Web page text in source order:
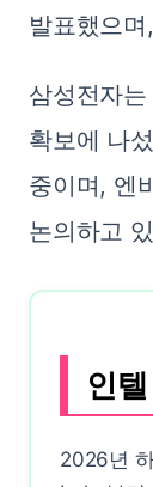
발표했으
삼성전자
확보에 나
중이며, 엔
논의하고
인
2026년